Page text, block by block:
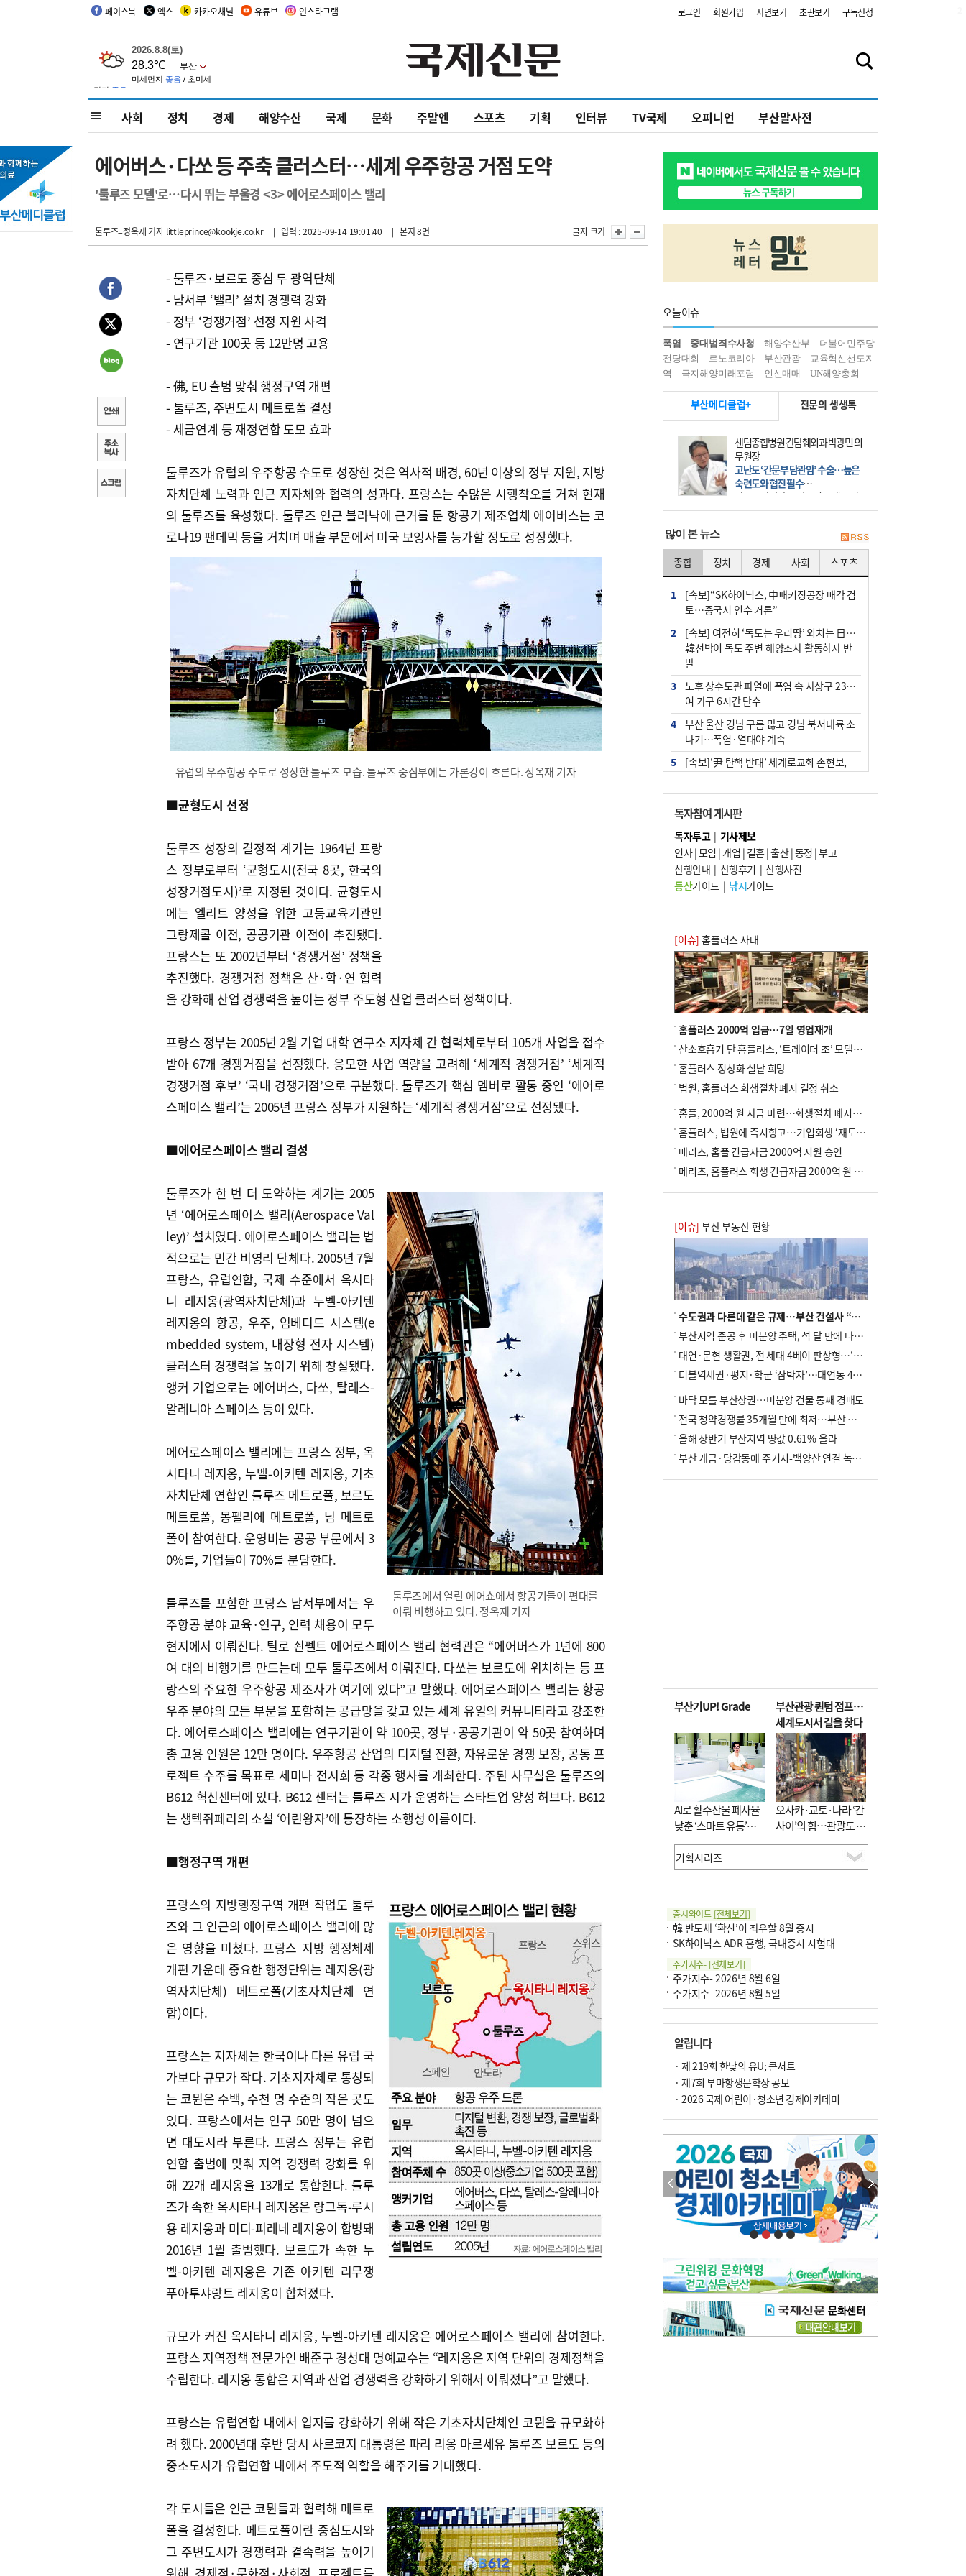
페이스북 엑스 카카오채널 유튜브 인스타그램 로그인 회원가입 지면보기 초판보기 구독신청
사회 정치 경제 해양수산 국제 문화 주말엔 스포츠 기획 인터뷰 TV국제 오피니언 부산말사전
에어버스·다쏘 등 주축 클러스터…세계 우주항공 거점 도약
'툴루즈 모델'로…다시 뛰는 부울경 <3> 에어로스페이스 밸리
툴루즈=정옥재 기자 littleprince@kookje.co.kr | 입력 : 2025-09-14 19:01:40 | 본지 8면 글자 크기
- 툴루즈·보르도 중심 두 광역단체
- 남서부 ‘밸리’ 설치 경쟁력 강화
- 정부 ‘경쟁거점’ 선정 지원 사격
- 연구기관 100곳 등 12만명 고용
- 佛, EU 출범 맞춰 행정구역 개편
- 툴루즈, 주변도시 메트로폴 결성
- 세금연계 등 재정연합 도모 효과
툴루즈가 유럽의 우주항공 수도로 성장한 것은 역사적 배경, 60년 이상의 정부 지원, 지방
자치단체 노력과 인근 지자체와 협력의 성과다. 프랑스는 수많은 시행착오를 거쳐 현재
의 툴루즈를 육성했다. 툴루즈 인근 블라냑에 근거를 둔 항공기 제조업체 에어버스는 코
로나19 팬데믹 등을 거치며 매출 부문에서 미국 보잉사를 능가할 정도로 성장했다.
유럽의 우주항공 수도로 성장한 툴루즈 모습. 툴루즈 중심부에는 가론강이 흐른다. 정옥재 기자
■균형도시 선정
툴루즈 성장의 결정적 계기는 1964년 프랑
스 정부로부터 ‘균형도시(전국 8곳, 한국의
성장거점도시)’로 지정된 것이다. 균형도시
에는 엘리트 양성을 위한 고등교육기관인
그랑제콜 이전, 공공기관 이전이 추진됐다.
프랑스는 또 2002년부터 ‘경쟁거점’ 정책을
추진했다. 경쟁거점 정책은 산·학·연 협력
을 강화해 산업 경쟁력을 높이는 정부 주도형 산업 클러스터 정책이다.
프랑스 정부는 2005년 2월 기업 대학 연구소 지자체 간 협력체로부터 105개 사업을 접수
받아 67개 경쟁거점을 선정했다. 응모한 사업 역량을 고려해 ‘세계적 경쟁거점’ ‘세계적
경쟁거점 후보’ ‘국내 경쟁거점’으로 구분했다. 툴루즈가 핵심 멤버로 활동 중인 ‘에어로
스페이스 밸리’는 2005년 프랑스 정부가 지원하는 ‘세계적 경쟁거점’으로 선정됐다.
■에어로스페이스 밸리 결성
툴루즈에서 열린 에어쇼에서 항공기들이 편대를
이뤄 비행하고 있다. 정옥재 기자
툴루즈가 한 번 더 도약하는 계기는 2005
년 ‘에어로스페이스 밸리(Aerospace Val
ley)’ 설치였다. 에어로스페이스 밸리는 법
적으로는 민간 비영리 단체다. 2005년 7월
프랑스, 유럽연합, 국제 수준에서 옥시타
니 레지옹(광역자치단체)과 누벨-아키텐
레지옹의 항공, 우주, 임베디드 시스템(e
mbedded system, 내장형 전자 시스템)
클러스터 경쟁력을 높이기 위해 창설됐다.
앵커 기업으로는 에어버스, 다쏘, 탈레스-
알레니아 스페이스 등이 있다.
에어로스페이스 밸리에는 프랑스 정부, 옥
시타니 레지옹, 누벨-이키텐 레지옹, 기초
자치단체 연합인 툴루즈 메트로폴, 보르도
메트로폴, 몽펠리에 메트로폴, 님 메트로
폴이 참여한다. 운영비는 공공 부문에서 3
0%를, 기업들이 70%를 분담한다.
툴루즈를 포함한 프랑스 남서부에서는 우
주항공 분야 교육·연구, 인력 채용이 모두
현지에서 이뤄진다. 틸로 쇤펠트 에어로스페이스 밸리 협력관은 “에어버스가 1년에 800
여 대의 비행기를 만드는데 모두 툴루즈에서 이뤄진다. 다쏘는 보르도에 위치하는 등 프
랑스의 주요한 우주항공 제조사가 여기에 있다”고 말했다. 에어로스페이스 밸리는 항공
우주 분야의 모든 부문을 포함하는 공급망을 갖고 있는 세계 유일의 커뮤니티라고 강조한
다. 에어로스페이스 밸리에는 연구기관이 약 100곳, 정부·공공기관이 약 50곳 참여하며
총 고용 인원은 12만 명이다. 우주항공 산업의 디지털 전환, 자유로운 경쟁 보장, 공동 프
로젝트 수주를 목표로 세미나 전시회 등 각종 행사를 개최한다. 주된 사무실은 툴루즈의
B612 혁신센터에 있다. B612 센터는 툴루즈 시가 운영하는 스타트업 양성 허브다. B612
는 생텍쥐페리의 소설 ‘어린왕자’에 등장하는 소행성 이름이다.
■행정구역 개편
프랑스의 지방행정구역 개편 작업도 툴루
즈와 그 인근의 에어로스페이스 밸리에 많
은 영향을 미쳤다. 프랑스 지방 행정체제
개편 가운데 중요한 행정단위는 레지옹(광
역자치단체) 메트로폴(기초자치단체 연
합)이다.
프랑스는 지자체는 한국이나 다른 유럽 국
가보다 규모가 작다. 기초지자체로 통칭되
는 코뮌은 수백, 수천 명 수준의 작은 곳도
있다. 프랑스에서는 인구 50만 명이 넘으
면 대도시라 부른다. 프랑스 정부는 유럽
연합 출범에 맞춰 지역 경쟁력 강화를 위
해 22개 레지옹을 13개로 통합한다. 툴루
즈가 속한 옥시타니 레지옹은 랑그독-루시
용 레지옹과 미디-피레네 레지옹이 합병돼
2016년 1월 출범했다. 보르도가 속한 누
벨-아키텐 레지옹은 기존 아키텐 리무쟁
푸아투샤랑트 레지옹이 합쳐졌다.
규모가 커진 옥시타니 레지옹, 누벨-아키텐 레지옹은 에어로스페이스 밸리에 참여한다.
프랑스 지역정책 전문가인 배준구 경성대 명예교수는 “레지옹은 지역 단위의 경제정책을
수립한다. 레지옹 통합은 지역과 산업 경쟁력을 강화하기 위해서 이뤄졌다”고 말했다.
프랑스는 유럽연합 내에서 입지를 강화하기 위해 작은 기초자치단체인 코뮌을 규모화하
려 했다. 2000년대 후반 당시 사르코지 대통령은 파리 리옹 마르세유 툴루즈 보르도 등의
중소도시가 유럽연합 내에서 주도적 역할을 해주기를 기대했다.
각 도시들은 인근 코뮌들과 협력해 메트로
폴을 결성한다. 메트로폴이란 중심도시와
그 주변도시가 경쟁력과 결속력을 높이기
오늘이슈
폭염 중대범죄수사청 해양수산부
더불어민주당
전당대회
르노코리아 부산관광
교육혁신선도지
역
극지해양미래포럼 인신매매 UN해양총회
부산메디클럽+ 전문의 생생톡
센텀종합병원 간담췌외과 박광민 의
무원장
고난도 ‘간문부 담관암’ 수술…높은
숙련도와 협진 필수
간문부 담관암(클라츠킨 종양)은 좌
우 간에서 나오는, 담관(담즙 배출 경
部)’에 생기는 악성 종양이다. 간동맥
문맥 림프절 담
많이 본 뉴스
종합 정치 경제 사회 스포츠
1
[속보]“SK하이닉스, 中패키징공장 매각 검
토…중국서 인수 거론”
2
[속보] 여전히 ‘독도는 우리땅’ 외치는 日…
韓선박이 독도 주변 해양조사 활동하자 반
발
3
노후 상수도관 파열에 폭염 속 사상구 2300
여 가구 6시간 단수
4
부산 울산 경남 구름 많고 경남 북서내륙 소
나기…폭염·열대야 계속
5
[속보]‘尹 탄핵 반대’ 세계로교회 손현보,
군사기밀 유출자 색출 지시
7
부산 주유소 휘발유 평균가 ℓ당 1849원…
전주보다 3원 ↓
8
[속보] ‘심판 성접대’ 논란 축구협회 공식 사
과…“현재는 부적절 행위 없어”
10 "올해 코스피 사이드카 43회 중 25회는 삼
전닉스 ETF 이후 발생"
독자참여 게시판
독자투고| 기사제보
인사|모임 | 개업 | 결혼|출산|동정 |부고
산행안내 | 산행후기 | 산행사진
등산가이드| 낚시가이드
[이슈] 홈플러스 사태
홈플러스 2000억 입금…7일 영업재개
산소호흡기 단 홈플러스, ‘트레이더 조’ 모델로 살아날까
홈플러스 정상화 실낱 희망
법원, 홈플러스 회생절차 폐지 결정 취소
홈플, 2000억 원 자금 마련…회생절차 폐지에 즉시항고(종합)
홈플러스, 법원에 즉시항고…기업회생 ‘재도전’
메리츠, 홈플 긴급자금 2000억 지원 승인
메리츠, 홈플러스 회생 긴급자금 2000억 원 지원 승인
[이슈] 부산 부동산 현황
수도권과 다른데 같은 규제…부산 건설사 “쓰러지기 직전”
부산지역 준공 후 미분양 주택, 석 달 만에 다시 3000가구 넘어서
대연·문현 생활권, 전 세대 4베이 판상형…‘더샵 트리센트’ 내달 분양
더블역세권·평지·학군 ‘삼박자’…대연동 42층 브랜드 단지
바닥 모를 부산상권…미분양 건물 통째 경매도
전국 청약경쟁률 35개월 만에 최저…부산 미분양 ‘적체’ 심화
올해 상반기 부산지역 땅값 0.61% 올라
부산 개금·당감동에 주거지-백양산 연결 녹지 조성
부산기UP! Grade
AI로 활수산물 폐사율
낮춘 ‘스마트 유통’…
사막·산악지대 수출
도전
부산관광 퀀텀 점프…
세계도시서 길을 찾다
오사카·교토·나라 ‘간
사이’의 힘…관광도 뭉
쳐야 흥한다
증시와이드 [전체보기]
韓 반도체 ‘확신’이 좌우할 8월 증시
SK하이닉스 ADR 흥행, 국내증시 시험대
주가지수- [전체보기]
주가지수- 2026년 8월 6일
주가지수- 2026년 8월 5일
알립니다
· 제 219회 한낮의 유U; 콘서트
· 제7회 부마항쟁문학상 공모
· 2026 국제 어린이·청소년 경제아카데미